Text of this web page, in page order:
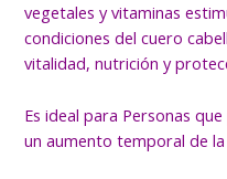
vegetales y vitaminas
condiciones del cuero
vitalidad, nutrición y
Es ideal para Personas
un aumento temporal de